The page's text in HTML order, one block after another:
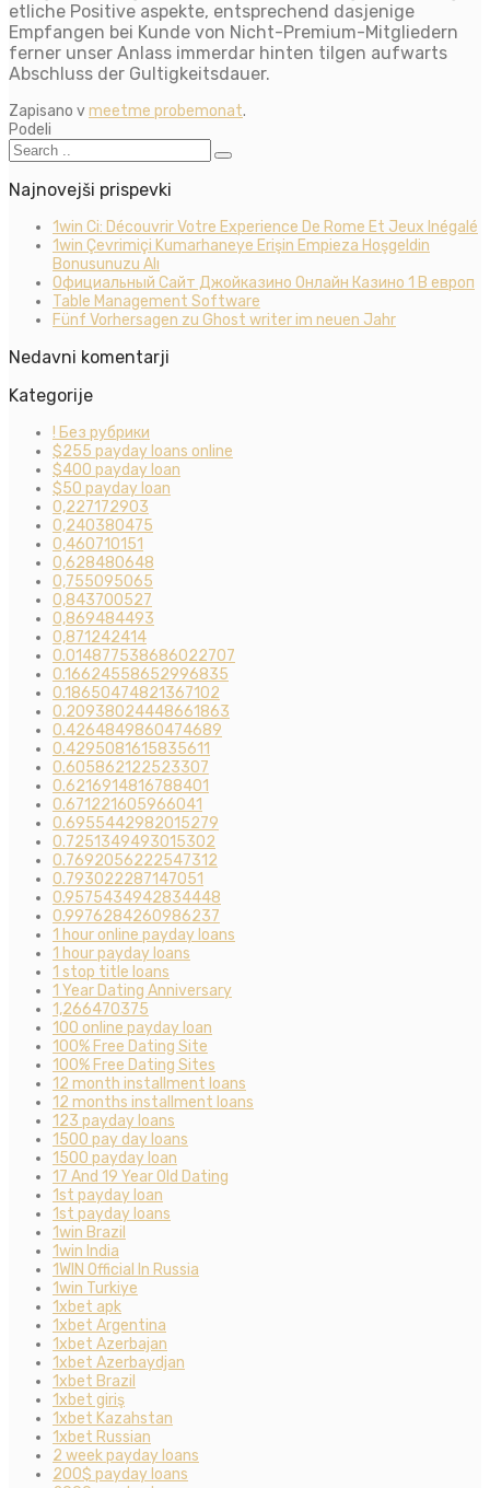
etliche Positive aspekte, entsprechend dasjenige
Empfangen bei Kunde von Nicht-Premium-Mitgliedern
ferner unser Anlass immerdar hinten tilgen aufwarts
Abschluss der Gultigkeitsdauer.
Zapisano vmeetme probemonat.
Podeli
Najnovejši prispevki
1win Ci: Découvrir Votre Experience De Rome Et Jeux Inégalé
1win Çevrimiçi Kumarhaneye Erişin Empieza Hoşgeldin
Bonusunuzu Alı
Официальный Сайт Джойказино Онлайн Казино 1 В европ
Table Management Software
Fünf Vorhersagen zu Ghost writer im neuen Jahr
Nedavni komentarji
Kategorije
! Без рубрики
$255 payday loans online
$400 payday loan
$50 payday loan
0,227172903
0,240380475
0,460710151
0,628480648
0,755095065
0,843700527
0,869484493
0,871242414
0.014877538686022707
0.16624558652996835
0.18650474821367102
0.20938024448661863
0.4264849860474689
0.4295081615835611
0.605862122523307
0.6216914816788401
0.671221605966041
0.6955442982015279
0.7251349493015302
0.7692056222547312
0.793022287147051
0.9575434942834448
0.9976284260986237
1 hour online payday loans
1 hour payday loans
1 stop title loans
1 Year Dating Anniversary
1,266470375
100 online payday loan
100% Free Dating Site
100% Free Dating Sites
12 month installment loans
12 months installment loans
123 payday loans
1500 pay day loans
1500 payday loan
17 And 19 Year Old Dating
1st payday loan
1st payday loans
1win Brazil
1win India
1WIN Official In Russia
1win Turkiye
1xbet apk
1xbet Argentina
1xbet Azerbajan
1xbet Azerbaydjan
1xbet Brazil
1xbet giriş
1xbet Kazahstan
1xbet Russian
2 week payday loans
200$ payday loans